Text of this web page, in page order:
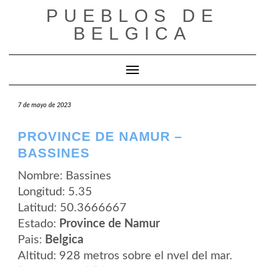
PUEBLOS DE
BELGICA
Cambiar modo de navegación
7 de mayo de 2023
PROVINCE DE NAMUR –
BASSINES
Nombre: Bassines
Longitud: 5.35
Latitud: 50.3666667
Estado: Province de Namur
Pais: Belgica
Altitud: 928 metros sobre el nvel del mar.